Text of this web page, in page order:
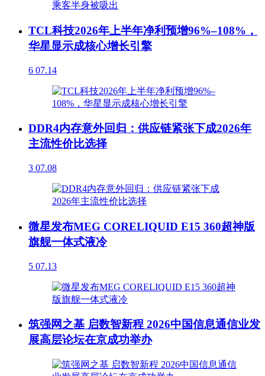
TCL科技2026年上半年净利预增96%–108%，
华星显示成核心增长引擎
6 07.14
DDR4内存意外回归：供应链紧张下成2026年
主流性价比选择
3 07.08
微星发布MEG CORELIQUID E15 360超神版
旗舰一体式液冷
5 07.13
筑强网之基 启数智新程 2026中国信息通信业发
展高层论坛在京成功举办